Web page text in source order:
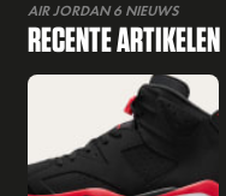
AIR JORDAN 6 NIEUWS
RECENTE ARTIKELEN